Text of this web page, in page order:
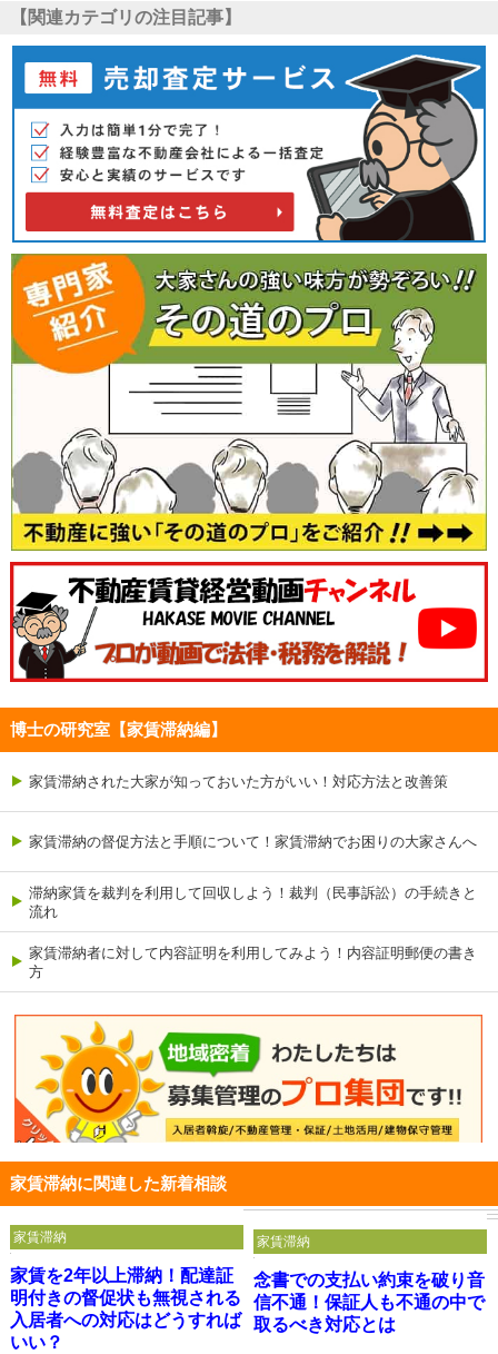
【関連カテゴリの注目記事】
博士の研究室【家賃滞納編】
家賃滞納された大家が知っておいた方がいい！対応方法と改善策
家賃滞納の督促方法と手順について！家賃滞納でお困りの大家さんへ
滞納家賃を裁判を利用して回収しよう！裁判（民事訴訟）の手続きと
流れ
家賃滞納者に対して内容証明を利用してみよう！内容証明郵便の書き
方
家賃滞納に関連した新着相談
家賃を2年以上滞納！配達証
明付きの督促状も無視される
入居者への対応はどうすれば
いい？
家賃滞納
念書での支払い約束を破り音
信不通！保証人も不通の中で
取るべき対応とは
家賃滞納